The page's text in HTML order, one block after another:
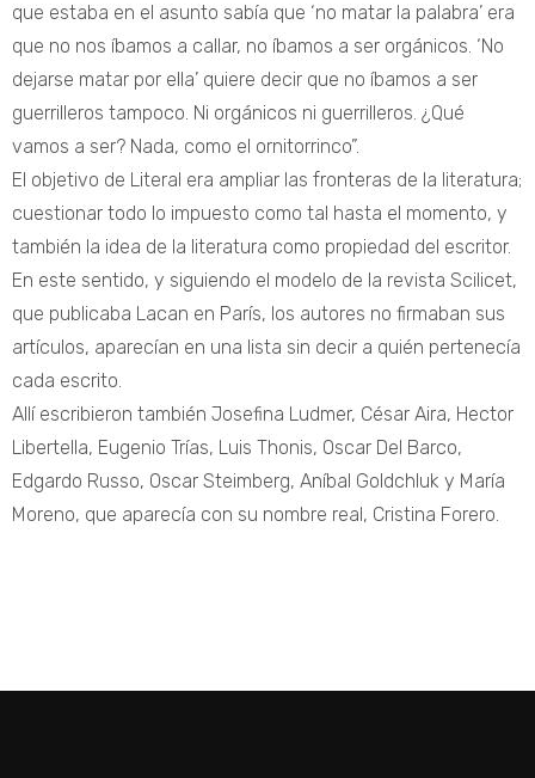
que estaba en el asunto sabía que ‘no matar la palabra’ era
que no nos íbamos a callar, no íbamos a ser orgánicos. ‘No
dejarse matar por ella’ quiere decir que no íbamos a ser
guerrilleros tampoco. Ni orgánicos ni guerrilleros. ¿Qué
vamos a ser? Nada, como el ornitorrinco”.
El objetivo de Literal era ampliar las fronteras de la literatura;
cuestionar todo lo impuesto como tal hasta el momento, y
también la idea de la literatura como propiedad del escritor.
En este sentido, y siguiendo el modelo de la revista Scilicet,
que publicaba Lacan en París, los autores no firmaban sus
artículos, aparecían en una lista sin decir a quién pertenecía
cada escrito.
Allí escribieron también Josefina Ludmer, César Aira, Hector
Libertella, Eugenio Trías, Luis Thonis, Oscar Del Barco,
Edgardo Russo, Oscar Steimberg, Aníbal Goldchluk y María
Moreno, que aparecía con su nombre real, Cristina Forero.